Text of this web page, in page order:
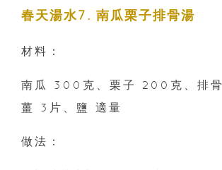
春天湯水7. 南瓜栗子排骨湯
材料：
南瓜 300克、栗子 200克、排
薑 3片、鹽 適量
做法：